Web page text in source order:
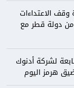
الاعتداءات
دولة قطر مع
لشركة أدنوك
هرمز اليوم